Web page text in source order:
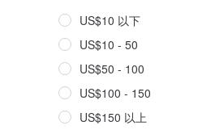
US$10 以下
US$10 - 50
US$50 - 100
US$100 - 150
US$150 以上